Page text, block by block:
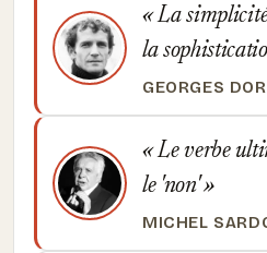
La simplicité
la
GEORGES DOR
Le verbe
le 'non'
MICHEL